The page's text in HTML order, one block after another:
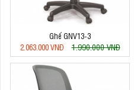
Ghế GNV13-3
2.063.000 VNĐ
1.990.000 VNĐ